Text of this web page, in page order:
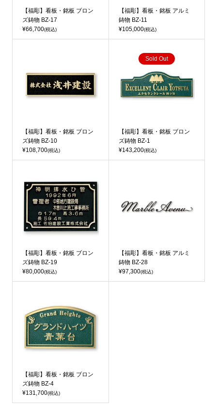
【福彫】看板・銘板 ブロン
ズ鋳物 BZ-17
¥66,700(税込)
【福彫】看板・銘板 アルミ
鋳物 BZ-11
¥105,000(税込)
【福彫】看板・銘板 ブロン
ズ鋳物 BZ-10
¥108,700(税込)
Sold Out
【福彫】看板・銘板 ブロン
ズ鋳物 BZ-1
¥143,200(税込)
【福彫】看板・銘板 ブロン
ズ鋳物 BZ-19
¥80,000(税込)
【福彫】看板・銘板 アルミ
鋳物 BZ-28
¥97,300(税込)
【福彫】看板・銘板 ブロン
ズ鋳物 BZ-4
¥131,700(税込)